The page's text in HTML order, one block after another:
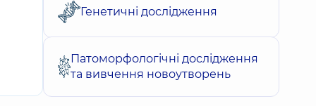
Генетичні дослідження
Патоморфологічні дослідження
та вивчення новоутворень